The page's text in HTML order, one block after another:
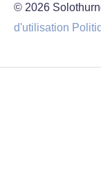
© 2026
d'utilisation